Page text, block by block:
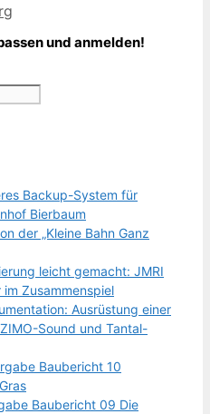
und anmelden!
Backup-System für
Bierbaum
der „Kleine Bahn Ganz
leicht gemacht: JMRI
Zusammenspiel
Ausrüstung einer
Sound und Tantal-
Baubericht 10
Baubericht 09 Die